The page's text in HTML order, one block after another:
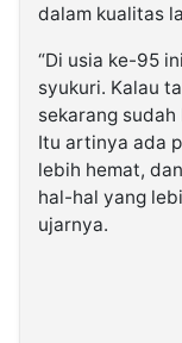
dalam kualitas
“Di usia ke-95
syukuri. Kalau
sekarang
Itu artinya ada
lebih hemat,
hal-hal yang
ujarnya.